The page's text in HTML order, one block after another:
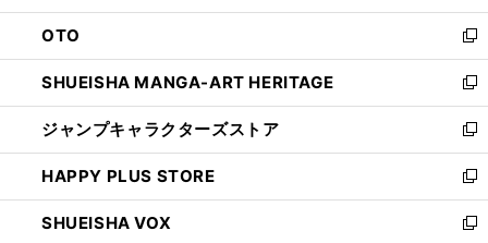
ウ
で
開
く
ン
ド
ウ
で
開
く
OTO
新
し
い
ウ
ィ
ン
ド
ウ
で
SHUEISHA MANGA-ART HERITAGE
新
し
い
ウ
ィ
ン
ド
ジャンプキャラクターズストア
新
し
い
ウ
ィ
HAPPY PLUS STORE
新
し
い
SHUEISHA VOX
新